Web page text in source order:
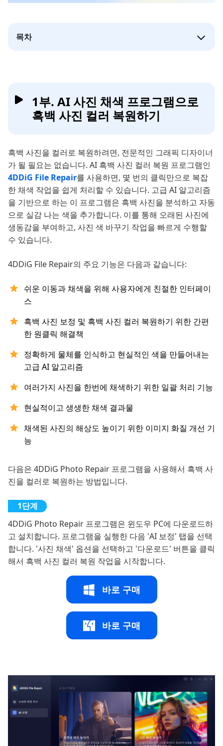
목차
1부. AI 사진 채색 프로그램으로
흑백 사진 컬러 복원하기
흑백 사진을 컬러로 복원하려면, 전문적인 그래픽 디자이너
가 될 필요는 없습니다. AI 흑백 사진 컬러 복원 프로그램인
4DDiG File Repair를 사용하면, 몇 번의 클릭만으로 복잡
한 채색 작업을 쉽게 처리할 수 있습니다. 고급 AI 알고리즘
을 기반으로 하는 이 프로그램은 흑백 사진을 분석하고 자동
으로 실감 나는 색을 추가합니다. 이를 통해 오래된 사진에
생동감을 부여하고, 사진 색 바꾸기 작업을 빠르게 수행할
수 있습니다.
4DDiG File Repair의 주요 기능은 다음과 같습니다:
쉬운 이동과 채색을 위해 사용자에게 친절한 인터페이
스
흑백 사진 보정 및 흑백 사진 컬러 복원하기 위한 간편
한 원클릭 해결책
정확하게 물체를 인식하고 현실적인 색을 만들어내는
고급 AI 알고리즘
여러가지 사진을 한번에 채색하기 위한 일괄 처리 기능
현실적이고 생생한 채색 결과물
채색된 사진의 해상도 높이기 위한 이미지 화질 개선 기
능
다음은 4DDiG Photo Repair 프로그램을 사용해서 흑백 사
진을 컬러로 복원하는 방법입니다.
4DDiG Photo Repair 프로그램은 윈도우 PC에 다운로드하
고 설치합니다. 프로그램을 실행한 다음 'AI 보정' 탭을 선택
합니다. '사진 채색' 옵션을 선택하고 '다운로드' 버튼을 클릭
해서 흑백 사진 컬러 복원 작업을 시작합니다.
바로 구매
바로 구매